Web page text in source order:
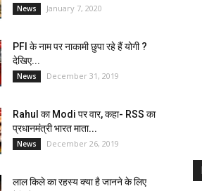
News January 7, 2020
PFI के नाम पर नाकामी छुपा रहे हैं योगी ?
देखिए...
News December 31, 2019
Rahul का Modi पर वार, कहा- RSS का
प्रधानमंत्री भारत माता...
News December 26, 2019
लाल किले का रहस्य क्या है जानने के लिए